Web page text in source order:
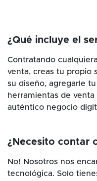
¿Qué incluye el
Contratando
venta, creas tu propio
su diseño, agregarle
herramientas de
auténtico negocio
¿Necesito contar
No! Nosotros nos
tecnológica. Solo